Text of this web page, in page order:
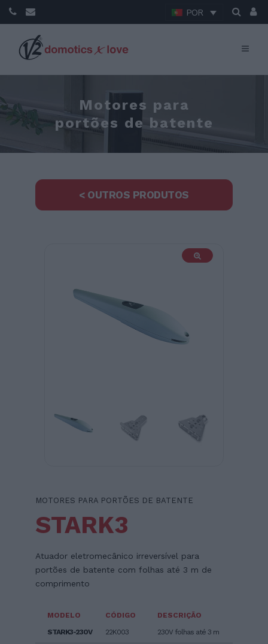
POR
Motores para
portões de batente
< OUTROS PRODUTOS
MOTORES PARA PORTÕES DE BATENTE
STARK3
Atuador eletromecânico irreversível para
portões de batente com folhas até 3 m de
comprimento
MODELO CÓDIGO
DESCRIÇÃO
STARK3-230V
22K003 230V folhas até 3 m